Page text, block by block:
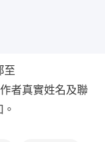
至
者真實姓名及聯